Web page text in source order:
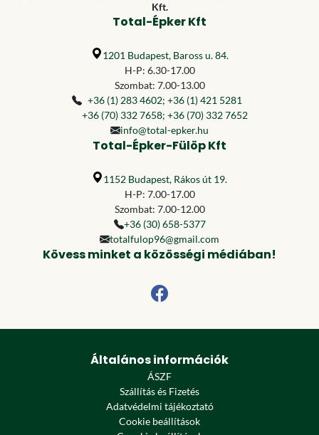
Kft.
Total-Épker Kft
1201 Budapest, Baross u. 84.
H-P: 6.30-17.00
Szombat: 7.00-13.00
+36 (1) 283 4602; +36 (1) 421 5281
+36 (70) 332 7658; +36 (70) 332 7652
info@total-epker.hu
Total-Épker-Fülöp Kft
1152 Budapest, Rákos út 19.
H-P: 7.00-17.00
Szombat: 7.00-12.00
+36 (30) 658-5377
totalfulop96@gmail.com
Kövess minket a közösségi médiában!
Általános információk
ÁSZF
Szállítás és Fizetés
Adatvédelmi tájékoztató
Cookie beállítások